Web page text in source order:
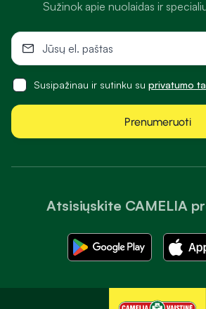
Atsisiųskite CAMELIA
Sužinok apie nuolaidas ir
Susipažinau ir sutinku su privatumo
Prenumeruoti